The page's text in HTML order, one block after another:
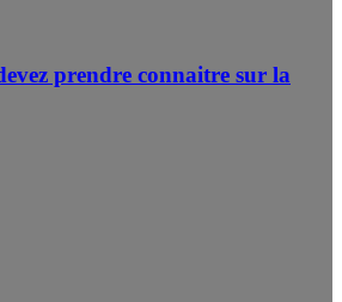
prendre connaitre sur la